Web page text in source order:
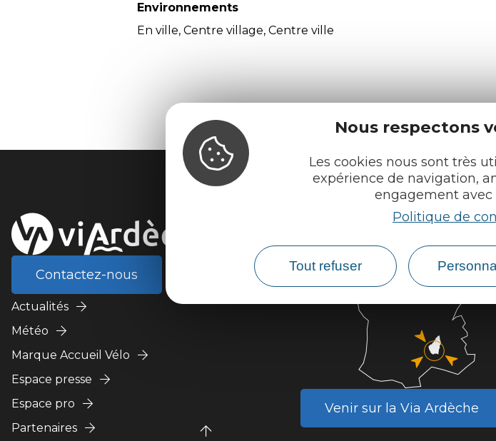
Nous respectons
Les cookies nous sont très
expérience de navigation,
engagement avec
Politique de
Tout refuser
Environnements
En ville, Centre village, Centre ville
Contactez-nous
Actualités
Météo
Marque Accueil Vélo
Espace presse
Espace pro
Partenaires
Venir sur la Via Ardèche